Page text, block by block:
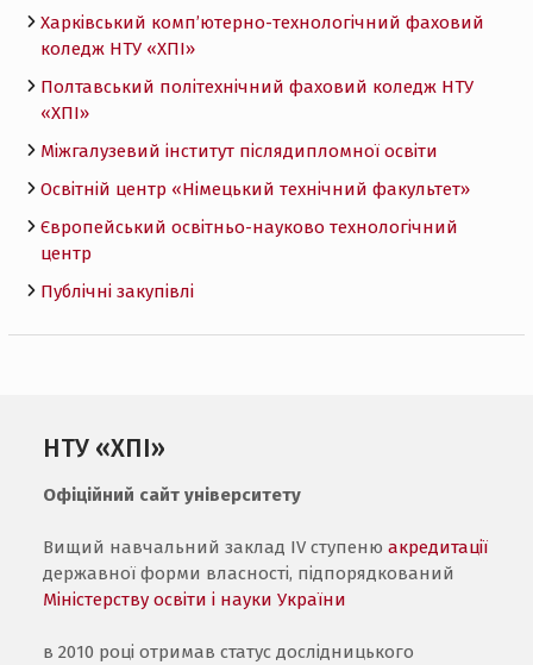
Харківський комп’ютерно-технологічний фаховий
коледж НТУ «ХПI»
Полтавський політехнічний фаховий коледж НТУ
«ХПI»
Міжгалузевий інститут післядипломної освіти
Освітній центр «Німецький технічний факультет»
Європейський освітньо-науково технологічний
центр
Публічні закупівлі
НТУ «ХПІ»
Офіційний сайт університету
Вищий навчальний заклад IV ступенюакредитації
державної форми власності, підпорядкований
Міністерству освіти і науки України
в 2010 році отримав статус дослідницького